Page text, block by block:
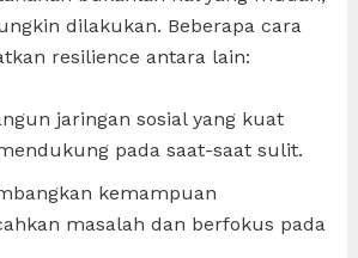
dilakukan. Beberapa cara
resilience antara lain:
jaringan sosial yang kuat
pada saat-saat sulit.
kemampuan
masalah dan berfokus pada